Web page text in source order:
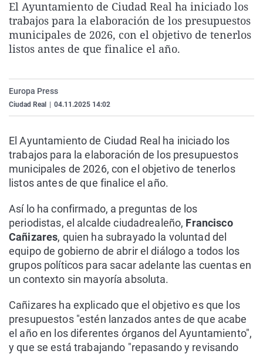
La rosa de los vientos
Gente viajera
Como el perro y el
Caso
Retornados
Equipo de
Extremadura
Galicia
La Rioja
Virales
Televisión
Elecciones
El Ayuntamiento de Ciudad Real ha iniciado los
trabajos para la elaboración de los presupuestos
municipales de 2026, con el objetivo de tenerlos
listos antes de que finalice el año.
Europa Press
Ciudad Real 04.11.2025 14:02
El Ayuntamiento de Ciudad Real ha iniciado los
trabajos para la elaboración de los presupuestos
municipales de 2026, con el objetivo de tenerlos
listos antes de que finalice el año.
Así lo ha confirmado, a preguntas de los
periodistas, el alcalde ciudadrealeño, Francisco
Cañizares, quien ha subrayado la voluntad del
equipo de gobierno de abrir el diálogo a todos los
grupos políticos para sacar adelante las cuentas en
un contexto sin mayoría absoluta.
Cañizares ha explicado que el objetivo es que los
presupuestos "estén lanzados antes de que acabe
el año en los diferentes órganos del Ayuntamiento",
y que se está trabajando "repasando y revisando